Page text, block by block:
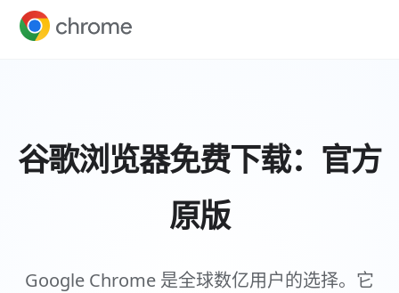
谷歌浏览器免费下载：官方
原版
Google Chrome 是全球数亿用户的选择。它